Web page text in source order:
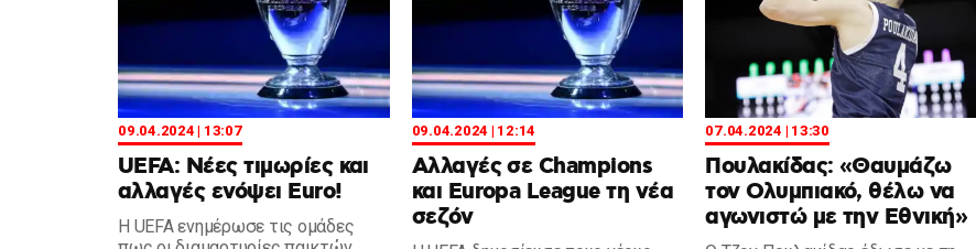
09.04.2024 | 13:07
UEFA: Νέες τιμωρίες και
αλλαγές ενόψει Euro!
Η UEFA ενημέρωσε τις ομάδες
09.04.2024 | 12:14
Αλλαγές σε Champions
και Europa League τη νέα
σεζόν
07.04.2024 | 13:30
Πουλακίδας: «Θαυμάζω
τον Ολυμπιακό, θέλω να
αγωνιστώ με την Εθνική»